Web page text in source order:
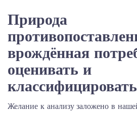
Природа
врождённая
оценивать и
классифицировать
Желание к анализу заложено в